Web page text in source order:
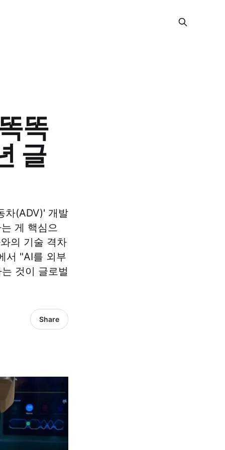
똑
글
차(ADV)' 개발
게 핵심으
의 기술 격차
서 "AI를 외부
것이 글로벌
Share